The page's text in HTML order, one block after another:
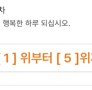
행복한 하루 되십시오.
1 ] 위부터 [ 5 ]위